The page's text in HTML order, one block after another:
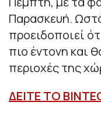
Παρασκευή.
προειδοποιεί
πιο έντονη και
περιοχές της
ΔΕΙΤΕ ΤΟ